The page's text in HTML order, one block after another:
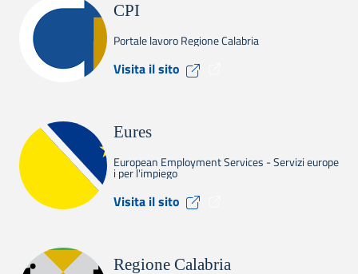
CPI
Portale lavoro Regione Calabria
Visita il sito
Eures
European Employment Services - Servizi europe
i per l'impiego
Visita il sito
Regione Calabria